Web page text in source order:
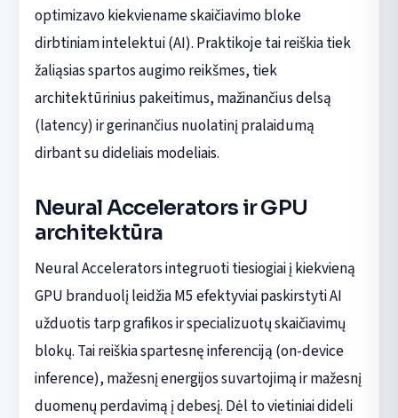
optimizavo kiekviename skaičiavimo bloke
dirbtiniam intelektui (AI). Praktikoje tai reiškia tiek
žaliąsias spartos augimo reikšmes, tiek
architektūrinius pakeitimus, mažinančius delsą
(latency) ir gerinančius nuolatinį pralaidumą
dirbant su dideliais modeliais.
Neural Accelerators ir GPU
architektūra
Neural Accelerators integruoti tiesiogiai į kiekvieną
GPU branduolį leidžia M5 efektyviai paskirstyti AI
užduotis tarp grafikos ir specializuotų skaičiavimų
blokų. Tai reiškia spartesnę inferenciją (on-device
inference), mažesnį energijos suvartojimą ir mažesnį
duomenų perdavimą į debesį. Dėl to vietiniai dideli